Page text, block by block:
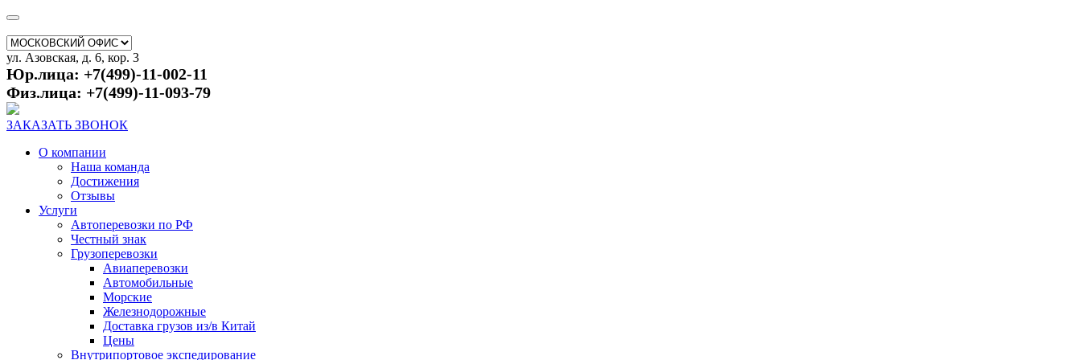
ул. Азовская, д. 6, кор. 3
Юр.лица: +7(499)-11-002-11
Физ.лица: +7(499)-11-093-79
ЗАКАЗАТЬ ЗВОНОК
О компании
Наша команда
Достижения
Отзывы
Услуги
Автоперевозки по РФ
Честный знак
Грузоперевозки
Авиаперевозки
Автомобильные
Морские
Железнодорожные
Доставка грузов из/в Китай
Цены
Внутрипортовое экспедирование